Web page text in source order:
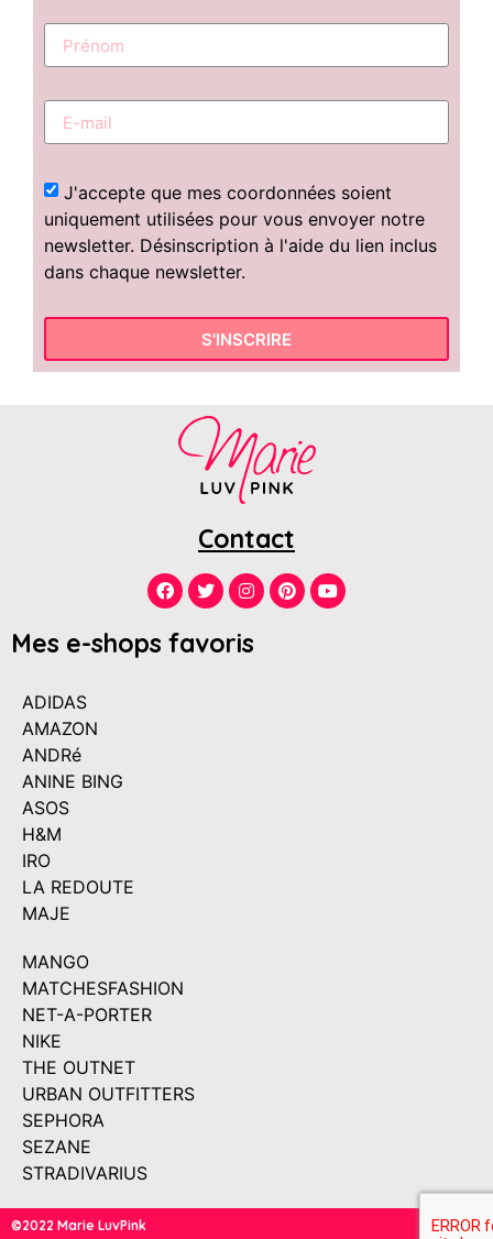
J'accepte que mes coordonnées soient
uniquement utilisées pour vous envoyer notre
newsletter. Désinscription à l'aide du lien inclus
dans chaque newsletter.
S'INSCRIRE
Contact
Mes e-shops favoris
ADIDAS
AMAZON
ANDRé
ANINE BING
ASOS
H&M
IRO
LA REDOUTE
MAJE
MANGO
MATCHESFASHION
NET-A-PORTER
NIKE
THE OUTNET
URBAN OUTFITTERS
SEPHORA
SEZANE
STRADIVARIUS
©2022 Marie LuvPink